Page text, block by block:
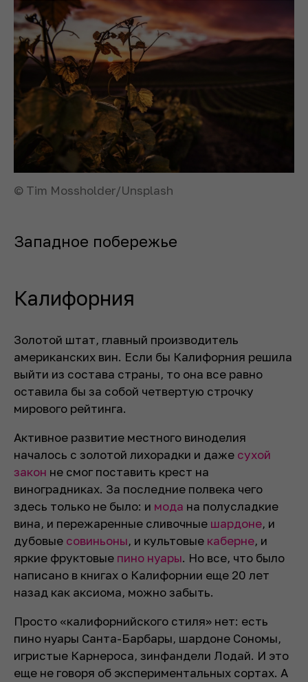
© Tim Mossholder/Unsplash
Западное побережье
Калифорния
Золотой штат, главный производитель
американских вин. Если бы Калифорния решила
выйти из состава страны, то она все равно
оставила бы за собой четвертую строчку
мирового рейтинга.
Активное развитие местного виноделия
началось с золотой лихорадки и даже сухой
закон не смог поставить крест на
виноградниках. За последние полвека чего
здесь только не было: и мода на полусладкие
вина, и пережаренные сливочные шардоне, и
дубовые совиньоны, и культовые каберне, и
яркие фруктовые пино нуары. Но все, что было
написано в книгах о Калифорнии еще 20 лет
назад как аксиома, можно забыть.
Просто «калифорнийского стиля» нет: есть
пино нуары Санта-Барбары, шардоне Сономы,
игристые Карнероса, зинфандели Лодай. И это
еще не говоря об экспериментальных сортах. А